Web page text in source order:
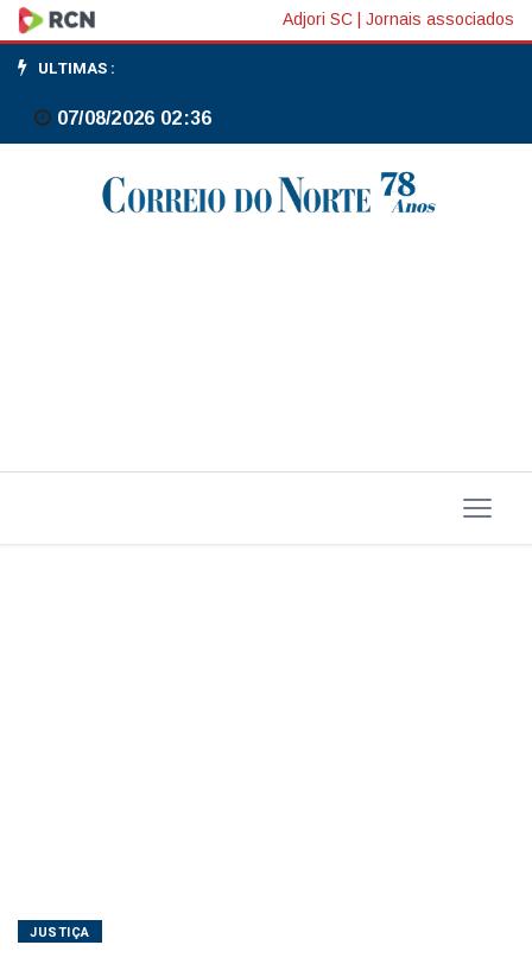
Organizações
denunciam
à
em
Adjori SC Jornais associados
ULTIMAS :
07/08/2026 02:36
JUSTIÇA